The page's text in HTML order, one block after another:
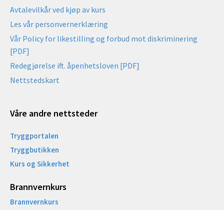
Avtalevilkår ved kjøp av kurs
Les vår personvernerklæring
Vår Policy for likestilling og forbud mot diskriminering
[PDF]
Redegjørelse ift. åpenhetsloven [PDF]
Nettstedskart
Våre andre nettsteder
Tryggportalen
Tryggbutikken
Kurs og Sikkerhet
Brannvernkurs
Brannvernkurs